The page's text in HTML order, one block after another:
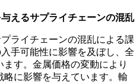
えるサプライチェーンの混乱
ライチェーンの混乱による課
手可能性に影響を及ぼし、全
す。金属価格の変動により
略に影響を与えています。輸